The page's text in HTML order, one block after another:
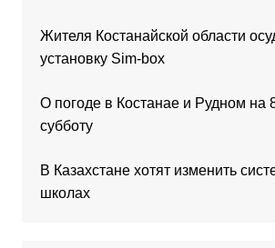
Жителя Костанайской области
установку Sim-box
О погоде в Костанае и Рудном на
субботу
В Казахстане хотят изменить
школах